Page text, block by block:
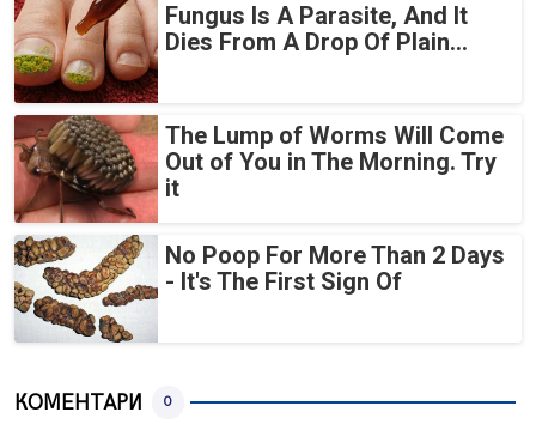
Fungus Is A Parasite, And It
Dies From A Drop Of Plain...
The Lump of Worms Will Come
Out of You in The Morning. Try
it
No Poop For More Than 2 Days
- It's The First Sign Of
КОМЕНТАРИ 0